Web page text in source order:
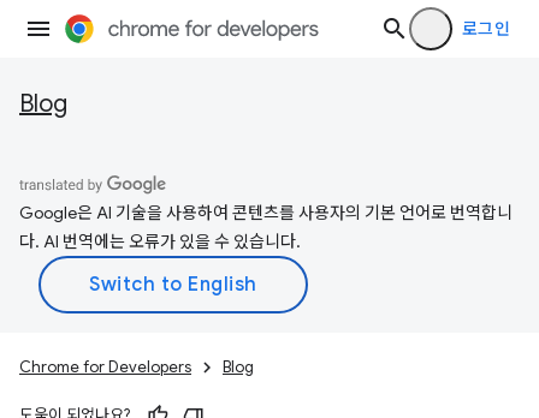
로그인
Blog
Google은 AI 기술을 사용하여 콘텐츠를 사용자의 기본 언어로 번역합니
다. AI 번역에는 오류가 있을 수 있습니다.
Chrome for Developers Blog